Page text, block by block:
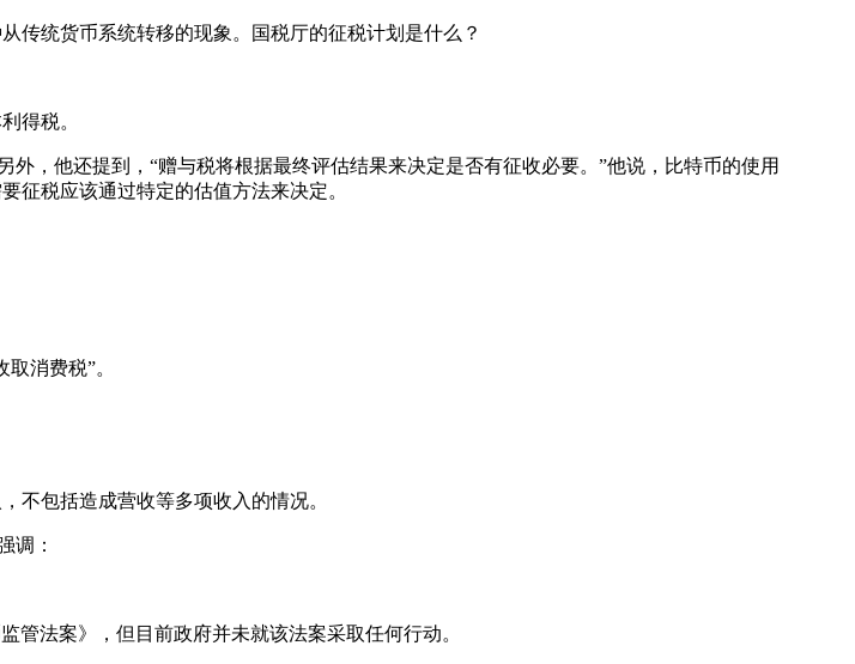
统货币系统转移的现象。国税厅的征税计划是什么？
得税。
他还提到，“赠与税将根据最终评估结果来决定是否有征收必要。”他说，比特币的使用
征税应该通过特定的估值方法来决定。
消费税”。
包括造成营收等多项收入的情况。
调：
法案》，但目前政府并未就该法案采取任何行动。